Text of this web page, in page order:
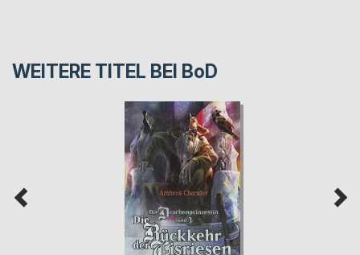
WEITERE TITEL BEI BoD